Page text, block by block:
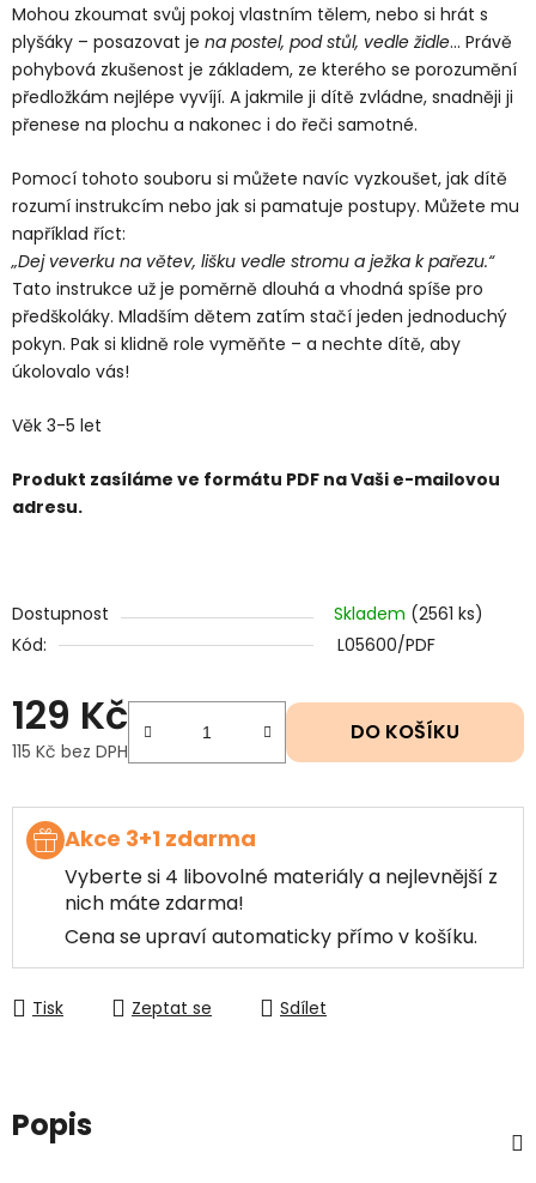
Mohou zkoumat svůj pokoj vlastním tělem, nebo si hrát s
plyšáky – posazovat je na postel, pod stůl, vedle židle... Právě
pohybová zkušenost je základem, ze kterého se porozumění
předložkám nejlépe vyvíjí. A jakmile ji dítě zvládne, snadněji ji
přenese na plochu a nakonec i do řeči samotné.
Pomocí tohoto souboru si můžete navíc vyzkoušet, jak dítě
rozumí instrukcím nebo jak si pamatuje postupy. Můžete mu
například říct:
„Dej veverku na větev, lišku vedle stromu a ježka k pařezu.“
Tato instrukce už je poměrně dlouhá a vhodná spíše pro
předškoláky. Mladším dětem zatím stačí jeden jednoduchý
pokyn. Pak si klidně role vyměňte – a nechte dítě, aby
úkolovalo vás!
Věk 3-5 let
Produkt zasíláme ve formátu PDF na Vaši e-mailovou
adresu.
Dostupnost Skladem (2561 ks)
Kód:
L05600/PDF
129 Kč
115 Kč bez DPH
DO KOŠÍKU
Akce 3+1 zdarma
Vyberte si 4 libovolné materiály a nejlevnější z
nich máte zdarma!
Cena se upraví automaticky přímo v košíku.
Tisk Zeptat se Sdílet
Popis